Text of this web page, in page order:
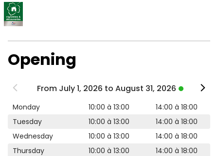
Opening
From July 1, 2026 to August 31, 2026
Monday 10:00 à 13:00
14:00 à 18:00
Tuesday
10:00 à 13:00
14:00 à 18:00
Wednesday
10:00 à 13:00
14:00 à 18:00
Thursday
10:00 à 13:00
14:00 à 18:00